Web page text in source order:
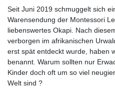
Seit Juni 2019 schmuggelt sich
Warensendung der Montessori
liebenswertes Okapi. Nach
verborgen im afrikanischen
erst spät entdeckt wurde, haben
benannt. Warum sollten nur
Kinder doch oft um so viel
Welt sind ?